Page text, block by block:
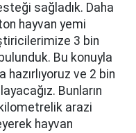
sağladık. Daha
hayvan yemi
3 bin
Bu konuyla
ve 2 bin
Bunların
arazi
hayvan